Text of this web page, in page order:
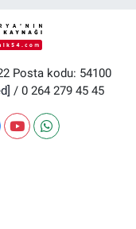
Posta kodu: 54100
/ 0 264 279 45 45